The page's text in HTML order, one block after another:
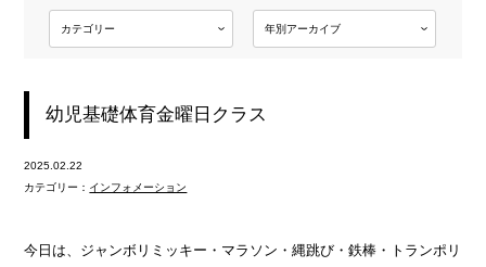
幼児基礎体育金曜日クラス
2025.02.22
カテゴリー： インフォメーション
今日は、ジャンボリミッキー・マラソン・縄跳び・鉄棒・トランポリ